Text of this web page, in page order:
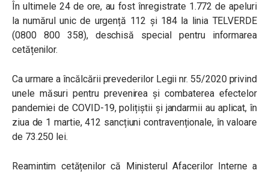
În ultimele 24 de ore, au fost înregistrate 1.772 de apeluri
la numărul unic de urgență 112 și 184 la linia TELVERDE
(0800 800 358), deschisă special pentru informarea
cetățenilor.
Ca urmare a încălcării prevederilor Legii nr. 55/2020 privind
unele măsuri pentru prevenirea și combaterea efectelor
pandemiei de COVID-19, polițiștii și jandarmii au aplicat, în
ziua de 1 martie, 412 sancțiuni contravenționale, în valoare
de 73.250 lei.
Reamintim cetățenilor că Ministerul Afacerilor Interne a